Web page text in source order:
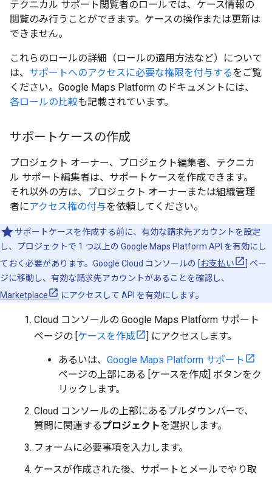
テクニカル サポート閲覧者のロールでは、ケース情報の
閲覧のみ行うことができます。ケースの操作または更新は
できません。
これらのロールの詳細（ロールの適用方法など）について
は、 サポートへのアクセスに必要な権限を付与するをご覧
ください。Google Maps Platform のドキュメントには、
各ロールの比較も記載されています。
サポートケースの作成
プロジェクト オーナー、プロジェクト編集者、テクニカ
ル サポート編集者は、サポートケースを作成できます。
それ以外の方は、プロジェクト オーナーまたは組織管理
者にアクセス権の付与を依頼してください。
サポートケースを作成する前に、有効な請求先アカウントを設定
し、プロジェクトで 1 つ以上の Google Maps Platform API を有効にし
ておく必要があります。Google Cloud コンソールの [お支払い
] ペー
ジに移動し、有効な請求先アカウントがあることを確認し、
Marketplace
にアクセスして API を有効にします。
Cloud コンソールの Google Maps Platform サポート
ページの [ケースを作成 ] にアクセスします。
あるいは、 Google Maps Platform サポート
ページの上部にある [ケースを作成] ボタンをク
リックします。
Cloud コンソールの上部にあるプルダウンバーで、
質問に関連するプロジェクトを選択します。
フォームに必要事項を入力します。
ケースが作成された後、サポートとメールでやり取